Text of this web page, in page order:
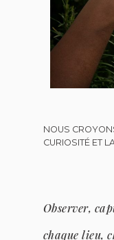
NOUS
CURIOSITÉ ET
Observer,
chaque lieu,